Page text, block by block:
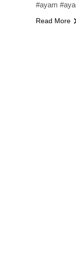
#ayam
Read More